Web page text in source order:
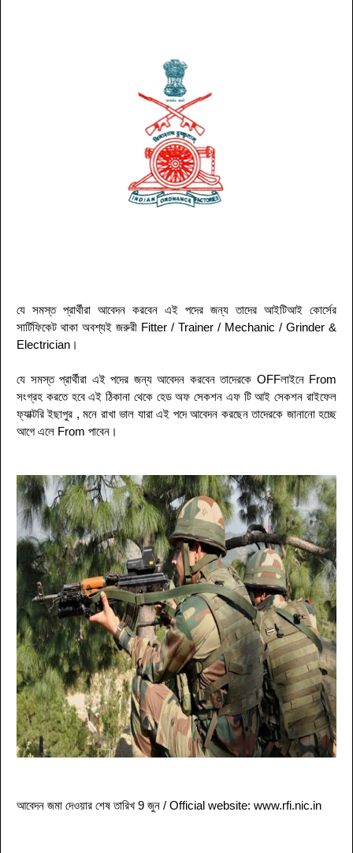
যে সমস্ত প্রার্থীরা আবেদন করবেন এই পদের জন্য তাদের আইটিআই কোর্সের
সার্টিফিকেট থাকা অবশ্যই জরুরী Fitter / Trainer / Mechanic / Grinder &
Electrician ।
যে সমস্ত প্রার্থীরা এই পদের জন্য আবেদন করবেন তাদেরকে OFFলাইনে From
সংগ্রহ করতে হবে এই ঠিকানা থেকে হেড অফ সেকশন এফ টি আই সেকশন রাইফেল
ফ্যাক্টরি ইছাপুর ,মনে রাখা ভাল যারা এই পদে আবেদন করছেন তাদেরকে জানানো হচ্ছে
আগে এলে From পাবেন ।
আবেদন জমা দেওয়ার শেষ তারিখ 9 জুন / Official website: www.rfi.nic.in